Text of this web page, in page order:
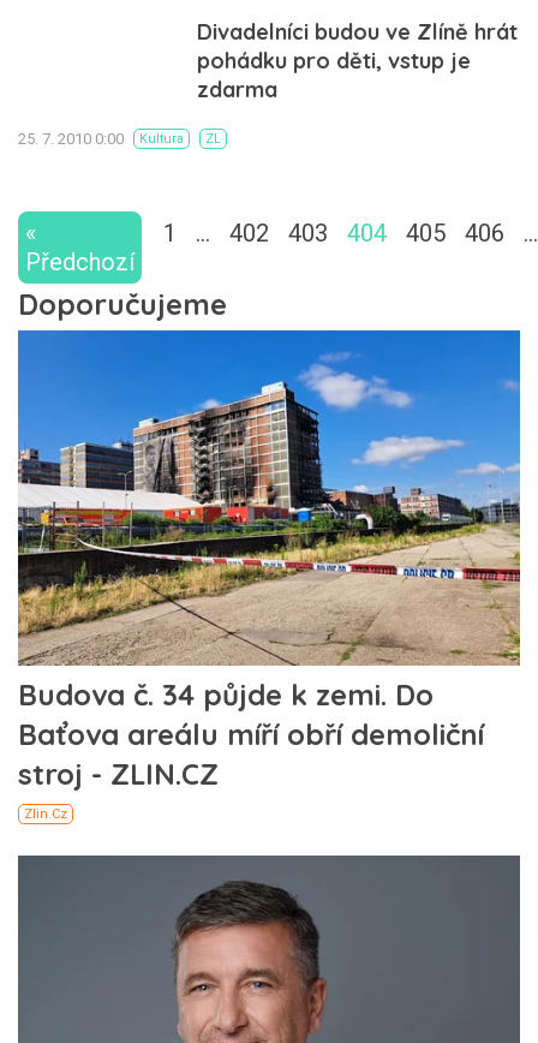
Divadelníci budou ve Zlíně hrát
pohádku pro děti, vstup je
zdarma
25. 7. 2010 0:00 Kultura ZL
«
Předchozí
1 … 402 403 404 405 406 …